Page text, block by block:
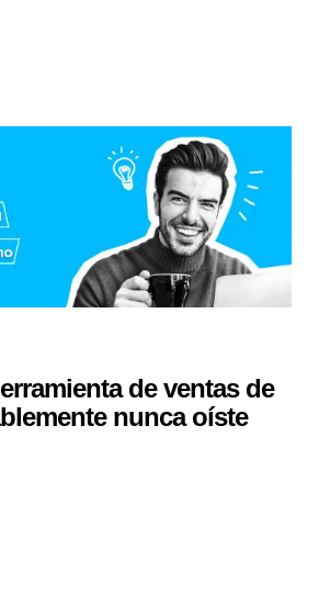
de ventas de
nunca oíste